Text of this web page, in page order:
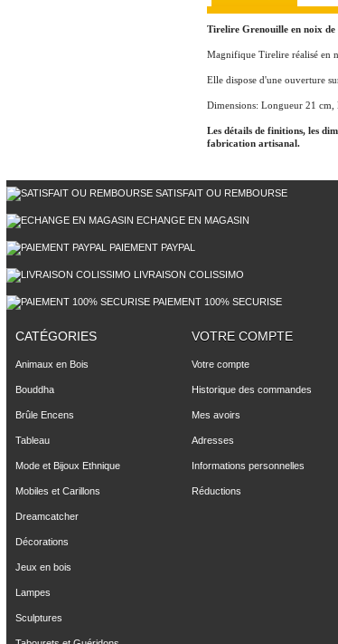
Tirelire Grenouille en noix de
Magnifique Tirelire réalisé en
Elle dispose d'une ouverture
Dimensions: Longueur 21
Les détails de finitions, les
fabrication artisanal.
SATISFAIT OU REMBOURSE
ECHANGE EN MAGASIN
PAIEMENT PAYPAL
LIVRAISON COLISSIMO
PAIEMENT 100% SECURISE
CATÉGORIES
Animaux en Bois
Bouddha
Brûle Encens
Tableau
Mode et Bijoux Ethnique
Mobiles et Carillons
Dreamcatcher
Décorations
Jeux en bois
Lampes
Sculptures
VOTRE COMPTE
Votre compte
Historique des commandes
Mes avoirs
Adresses
Informations personnelles
Réductions